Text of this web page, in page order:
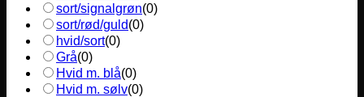
sort/signalgrøn(0)
sort/rød/guld(0)
hvid/sort(0)
Grå(0)
Hvid m. blå(0)
Hvid m. sølv(0)